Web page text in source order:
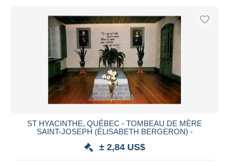
ST HYACINTHE, QUÉBEC - TOMBEAU DE MÈRE
SAINT-JOSEPH (ÉLISABETH BERGERON) -
± 2,84 US$